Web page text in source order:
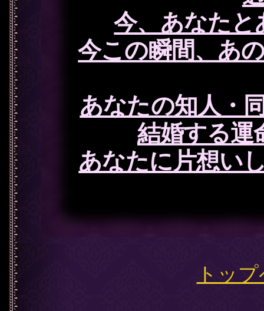
今、あなたと
今この瞬間、あ
あなたの知人・
結婚する運
あなたに片想い
トッ